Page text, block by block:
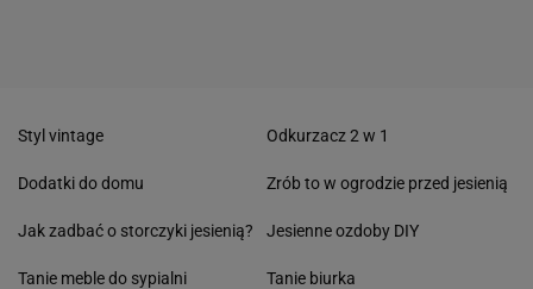
Styl vintage
Dodatki do domu
Jak zadbać o storczyki jesienią?
Tanie meble do sypialni
Odkurzacz 2 w 1
Zrób to w ogrodzie przed jesienią
Jesienne ozdoby DIY
Tanie biurka